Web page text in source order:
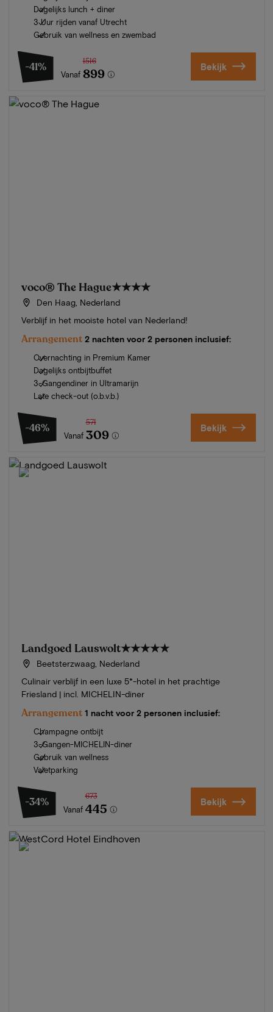
Dagelijks lunch + diner
3 Uur rijden vanaf Utrecht
Gebruik van wellness en zwembad
-41%
Vanaf
1516
899 Bekijk
voco® The Hague★★★★
Den Haag, Nederland
Verblijf in het mooiste hotel van Nederland!
Arrangement 2 nachten voor 2 personen inclusief:
Overnachting in Premium Kamer
Dagelijks ontbijtbuffet
3-Gangendiner in Ultramarijn
Late check-out (o.b.v.b.)
-46%
Vanaf
571
309 Bekijk
Landgoed Lauswolt★★★★★
Beetsterzwaag, Nederland
Culinair verblijf in een luxe 5*-hotel in het prachtige
Friesland | incl. MICHELIN-diner
Arrangement 1 nacht voor 2 personen inclusief:
Champagne ontbijt
3-Gangen-MICHELIN-diner
Gebruik van wellness
Valetparking
-34%
Vanaf
673
445 Bekijk